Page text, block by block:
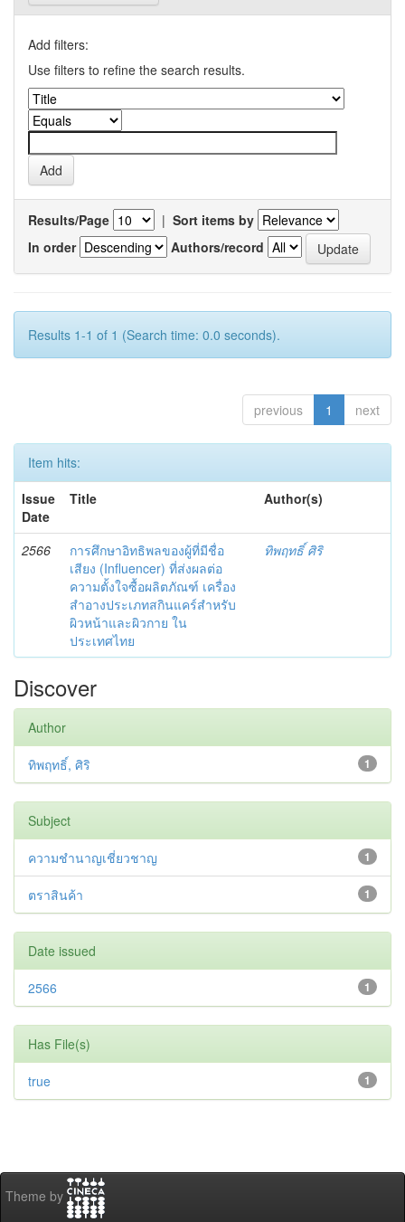
Add filters:
Use filters to refine the search results.
Results/Page | Sort items by
In order
Authors/record
Results 1-1 of 1 (Search time: 0.0 seconds).
previous 1 next
Item hits:
Issue
Date
Title Author(s)
2566
การศึกษาอิทธิพลของผู้ที่มีชื่อ
เสียง (Influencer) ที่ส่งผลต่อ
ความตั้งใจซื้อผลิตภัณฑ์ เครื่อง
สำอางประเภทสกินแคร์สำหรับ
ผิวหน้าและผิวกาย ใน
ประเทศไทย
ทิพฤทธิ์ ศิริ
Discover
Author
1
ทิพฤทธิ์, ศิริ
Subject
1
ความชำนาญเชี่ยวชาญ
1
ตราสินค้า
Date issued
1
2566
Has File(s)
1
true
Theme by